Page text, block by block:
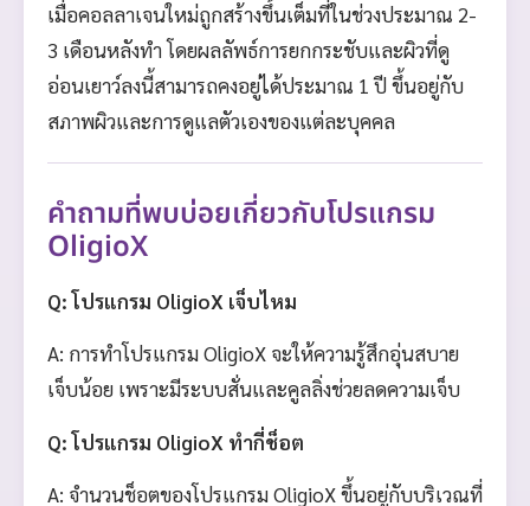
เมื่อคอลลาเจนใหม่ถูกสร้างขึ้นเต็มที่ในช่วงประมาณ 2-
3 เดือนหลังทำ โดยผลลัพธ์การยกกระชับและผิวที่ดู
อ่อนเยาว์ลงนี้สามารถคงอยู่ได้ประมาณ 1 ปี ขึ้นอยู่กับ
สภาพผิวและการดูแลตัวเองของแต่ละบุคคล
คำถามที่พบบ่อยเกี่ยวกับโปรแกรม
OligioX
Q: โปรแกรม OligioX เจ็บไหม
A: การทำโปรแกรม OligioX จะให้ความรู้สึกอุ่นสบาย
เจ็บน้อย เพราะมีระบบสั่นและคูลลิ่งช่วยลดความเจ็บ
Q: โปรแกรม OligioX ทำกี่ช็อต
A: จำนวนช็อตของโปรแกรม OligioX ขึ้นอยู่กับบริเวณที่